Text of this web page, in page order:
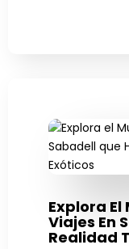
Explora El
Viajes En
Realidad